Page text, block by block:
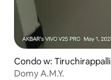
Condo w: Tiruchirappalli
Domy A.M.Y.